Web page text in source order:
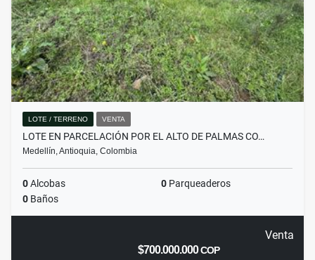
LOTE / TERRENO VENTA
LOTE EN PARCELACIÓN POR EL ALTO DE PALMAS CO…
Medellín, Antioquia, Colombia
0Alcobas 0 Parqueaderos
0 Baños
Venta
$700.000.000COP